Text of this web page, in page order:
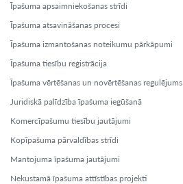
Īpašuma apsaimniekošanas strīdi
Īpašuma atsavināšanas procesi
Īpašuma izmantošanas noteikumu pārkāpumi
Īpašuma tiesību reģistrācija
Īpašuma vērtēšanas un novērtēšanas regulējums
Juridiskā palīdzība īpašuma iegūšanā
Komercīpašumu tiesību jautājumi
Kopīpašuma pārvaldības strīdi
Mantojuma īpašuma jautājumi
Nekustamā īpašuma attīstības projekti